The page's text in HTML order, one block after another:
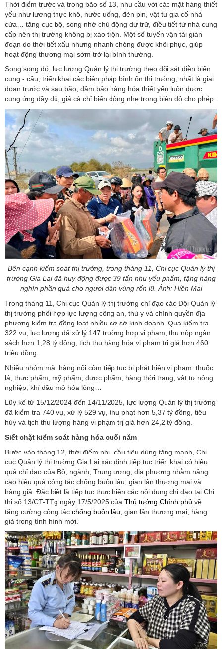
Thời điểm trước và trong bão số 13, nhu cầu với các mặt hàng thiết
yếu như lương thực khô, nước uống, đèn pin, vật tư gia cố nhà
cửa… tăng cục bộ, song nhờ chủ động dự trữ, điều tiết từ nhà cung
cấp nên thị trường không bị xáo trộn. Một số tuyến vận tải gián
đoạn do thời tiết xấu nhưng nhanh chóng được khôi phục, giúp
hoạt động thương mại sớm trở lại bình thường.
Song song đó, lực lượng Quản lý thị trường theo dõi sát diễn biến
cung - cầu, triển khai các biện pháp bình ổn thị trường, nhất là giai
đoạn trước và sau bão, đảm bảo hàng hóa thiết yếu luôn được
cung ứng đầy đủ, giá cả chỉ biến động nhẹ trong biên độ cho phép.
Bên cạnh kiểm soát thị trường, trong tháng 11, Chi cục Quản lý thị
trường Gia Lai đã huy động được 39 tấn nhu yếu phẩm, tặng hàng
nghìn phần quà cho người dân vùng rốn lũ. Ảnh: Hiền Mai
Trong tháng 11, Chi cục Quản lý thị trường chỉ đạo các Đội Quản lý
thị trường phối hợp lực lượng công an, thú y và chính quyền địa
phương kiểm tra đồng loạt nhiều cơ sở kinh doanh. Qua kiểm tra
322 vụ, lực lượng đã xử lý 147 trường hợp vi phạm, thu nộp ngân
sách hơn 1,28 tỷ đồng, tịch thu hàng hóa vi phạm trị giá hơn 460
triệu đồng.
Nhiều nhóm mặt hàng nổi cộm tiếp tục bị phát hiện vi phạm: thuốc
lá, thực phẩm, mỹ phẩm, dược phẩm, hàng thời trang, vật tư nông
nghiệp, khí dầu mỏ hóa lỏng…
Lũy kế từ 15/12/2024 đến 14/11/2025, lực lượng Quản lý thị trường
đã kiểm tra 740 vụ, xử lý 529 vụ, thu phạt hơn 5,37 tỷ đồng, tiêu
hủy và tịch thu lượng hàng vi phạm trị giá hơn 24,2 tỷ đồng.
Siết chặt kiểm soát hàng hóa cuối năm
Bước vào tháng 12, thời điểm nhu cầu tiêu dùng tăng mạnh, Chi
cục Quản lý thị trường Gia Lai xác định tiếp tục triển khai có hiệu
quả chỉ đạo của Bộ, ngành, Trung ương, địa phương nhằm nâng
cao hiệu quả công tác chống buôn lậu, gian lận thương mại và
hàng giả. Đặc biệt là tiếp tục thực hiện các nội dung chỉ đạo tại Chỉ
thị số 13/CT-TTg ngày 17/5/2025 của Thủ tướng Chính phủ về
tăng cường công tác chống buôn lậu, gian lận thương mại, hàng
giả trong tình hình mới.